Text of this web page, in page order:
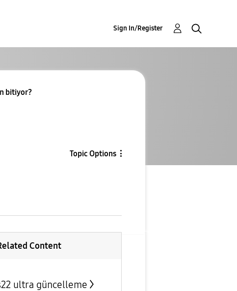
Sign In/Register
bitiyor?
Topic Options
Content
ultra güncelleme